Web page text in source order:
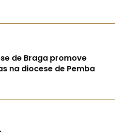
de Braga promove
na diocese de Pemba